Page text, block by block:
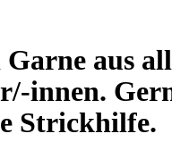
aus
innen.
Strickhilfe.